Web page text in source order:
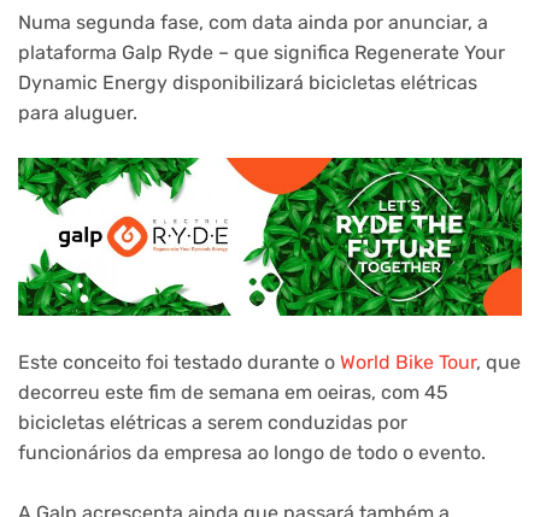
Numa segunda fase, com data ainda por anunciar, a
plataforma Galp Ryde – que significa Regenerate Your
Dynamic Energy disponibilizará bicicletas elétricas
para aluguer.
Este conceito foi testado durante o World Bike Tour, que
decorreu este fim de semana em oeiras, com 45
bicicletas elétricas a serem conduzidas por
funcionários da empresa ao longo de todo o evento.